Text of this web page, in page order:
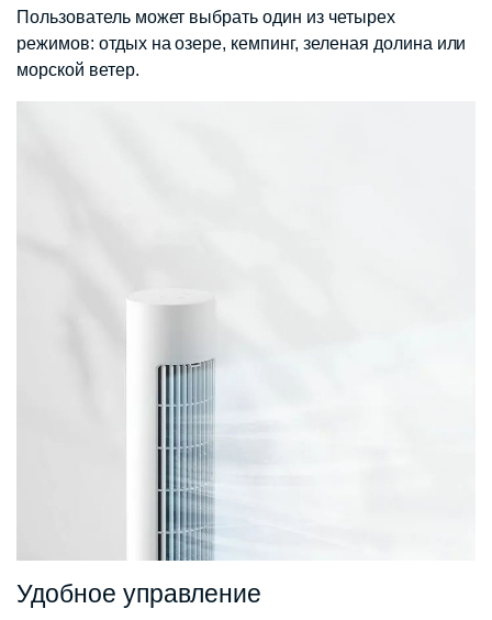
Пользователь может выбрать один из четырех
режимов: отдых на озере, кемпинг, зеленая долина или
морской ветер.
Удобное управление